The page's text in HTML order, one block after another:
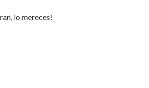
lo mereces!